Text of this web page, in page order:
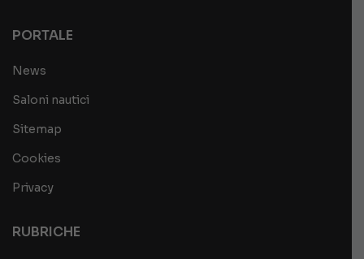
PORTALE
News
Saloni nautici
Sitemap
Cookies
Privacy
RUBRICHE